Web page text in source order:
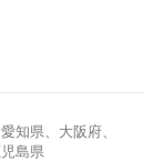
知県、大阪府、
島県